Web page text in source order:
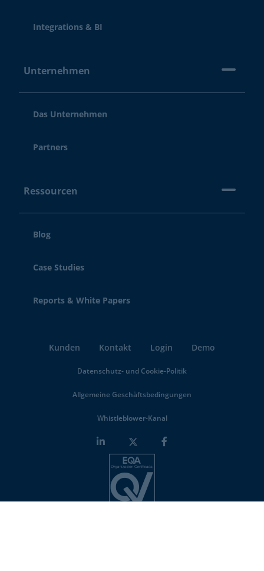
Integrations & BI
Unternehmen
Das Unternehmen
Partners
Ressourcen
Blog
Case Studies
Reports & White Papers
Kunden Kontakt Login Demo
Datenschutz- und Cookie-Politik
Allgemeine Geschäftsbedingungen
Whistleblower-Kanal